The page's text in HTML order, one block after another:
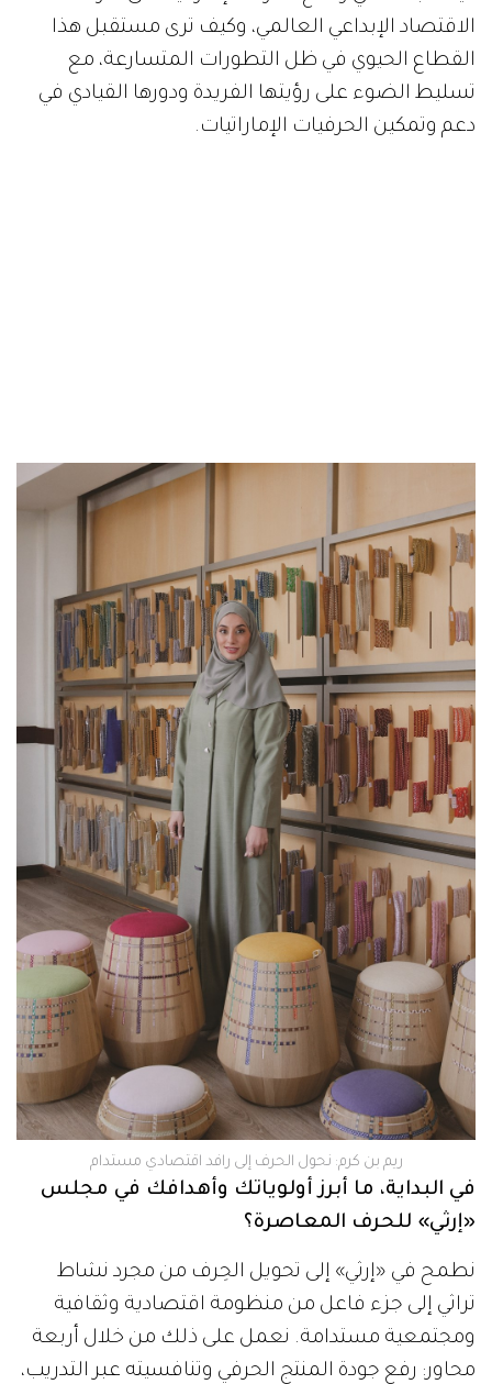
الاقتصاد الإبداعي العالمي، وكيف ترى مستقبل هذا
القطاع الحيوي في ظل التطورات المتسارعة، مع
تسليط الضوء على رؤيتها الفريدة ودورها القيادي في
دعم وتمكين الحرفيات الإماراتيات.
ريم بن كرم: نحول الحرف إلى رافد اقتصادي مستدام
في البداية، ما أبرز أولوياتك وأهدافك في مجلس
«إرثي» للحرف المعاصرة؟
نطمح في «إرثي» إلى تحويل الحِرف من مجرد نشاط
تراثي إلى جزء فاعل من منظومة اقتصادية وثقافية
ومجتمعية مستدامة. نعمل على ذلك من خلال أربعة
محاور: رفع جودة المنتج الحرفي وتنافسيته عبر التدريب،